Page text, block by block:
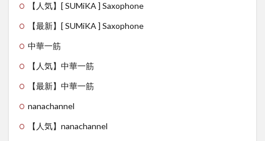
【人気】[ SUMiKA ] Saxophone
【最新】[ SUMiKA ] Saxophone
中華一筋
【人気】中華一筋
【最新】中華一筋
nanachannel
【人気】nanachannel